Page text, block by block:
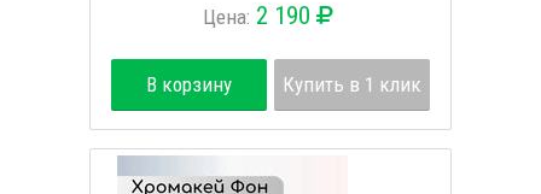
Цена: 2 190
В корзину Купить в 1 клик